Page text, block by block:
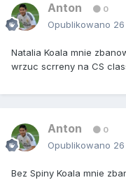
Anton 0
Opublikowano
Natalia Koala mnie
wrzuc scrreny na CS
Anton 0
Opublikowano
Bez Spiny Koala mnie